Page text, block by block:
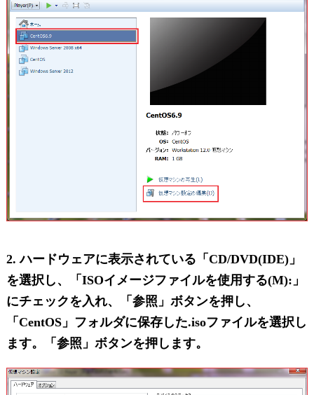
2. ハードウェアに表示されている「CD/DVD(IDE)」
を選択し、「ISOイメージファイルを使用する(M):」
にチェックを入れ、「参照」ボタンを押し、
「CentOS」フォルダに保存した.isoファイルを選択し
ます。「参照」ボタンを押します。